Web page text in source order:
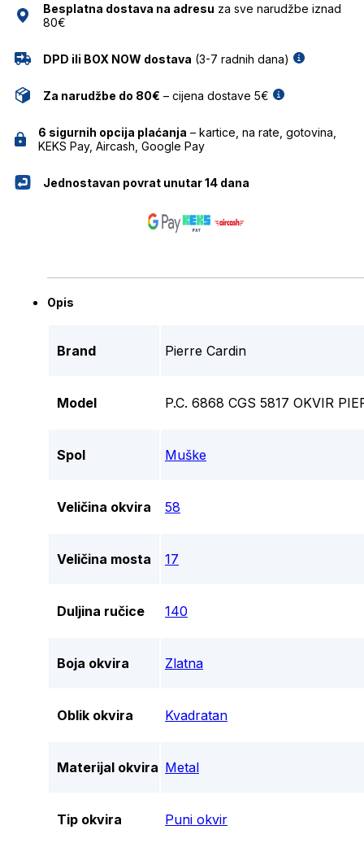
Besplatna dostava na adresu za sve narudžbe iznad
80€
DPD ili BOX NOW dostava (3-7 radnih dana)
Za narudžbe do 80€ – cijena dostave 5€
6 sigurnih opcija plaćanja – kartice, na rate, gotovina,
KEKS Pay, Aircash, Google Pay
Jednostavan povrat unutar 14 dana
Opis
Brand Pierre Cardin
Model P.C. 6868 CGS 5817 OKVIR
Spol Muške
Veličina okvira 58
Veličina mosta 17
Duljina ručice 140
Boja okvira Zlatna
Oblik okvira Kvadratan
Materijal okvira Metal
Tip okvira Puni okvir